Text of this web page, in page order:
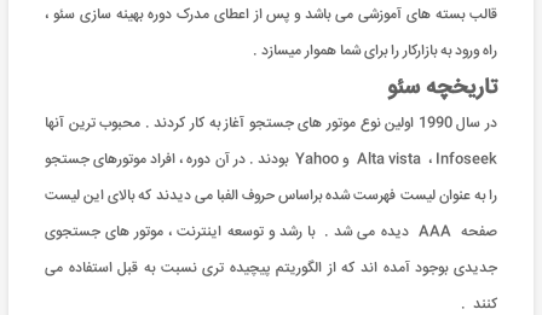
قالب بسته های آموزشی می باشد و پس از اعطای مدرک دوره بهینه سازی سئو ،
راه ورود به بازارکار را برای شما هموار میسازد .
تاریخچه سئو
در سال 1990 اولین نوع موتور های جستجو آغاز به کار کردند . محبوب ترین آنها
Alta vista ، Infoseek و Yahoo بودند . در آن دوره ، افراد موتورهای جستجو
را به عنوان لیست فهرست شده براساس حروف الفبا می دیدند که بالای این لیست
صفحه AAA دیده می شد . با رشد و توسعه اینترنت ، موتور های جستجوی
جدیدی بوجود آمده اند که از الگوریتم پیچیده تری نسبت به قبل استفاده می
کنند .